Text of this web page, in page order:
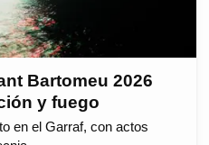
Bartomeu 2026
y fuego
en el Garraf, con actos